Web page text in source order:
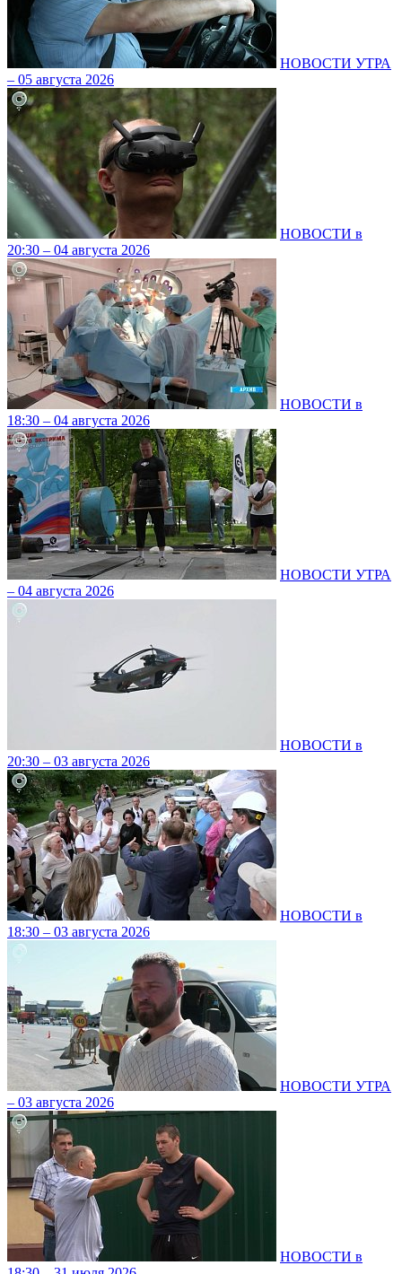
НОВОСТИ УТРА
– 05 августа 2026
НОВОСТИ в
20:30 – 04 августа 2026
НОВОСТИ в
18:30 – 04 августа 2026
НОВОСТИ УТРА
– 04 августа 2026
НОВОСТИ в
20:30 – 03 августа 2026
НОВОСТИ в
18:30 – 03 августа 2026
НОВОСТИ УТРА
– 03 августа 2026
НОВОСТИ в